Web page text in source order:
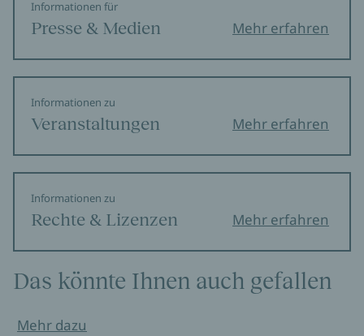
Informationen für
Presse & Medien Mehr erfahren
Informationen zu
Veranstaltungen Mehr erfahren
Informationen zu
Rechte & Lizenzen Mehr erfahren
Das könnte Ihnen auch gefallen
Mehr dazu